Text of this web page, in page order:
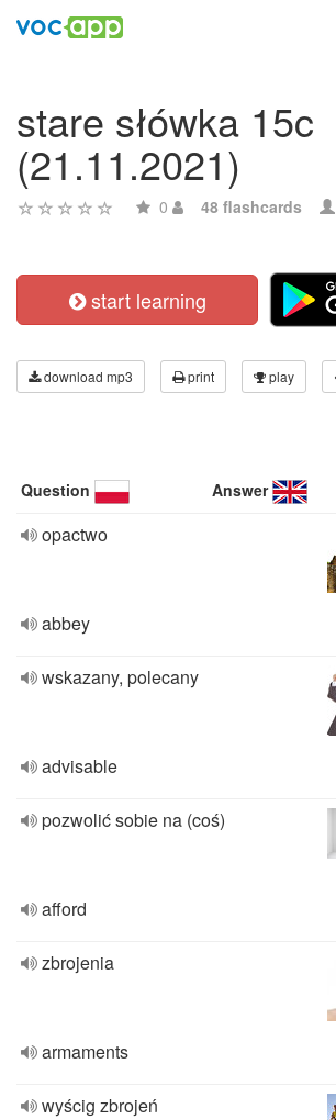
stare słówka 15c
(21.11.2021)
0 48 flashcards
start learning
download mp3 print play
Question Answer
opactwo
abbey
wskazany, polecany
advisable
pozwolić sobie na (coś)
afford
zbrojenia
armaments
wyścig zbrojeń